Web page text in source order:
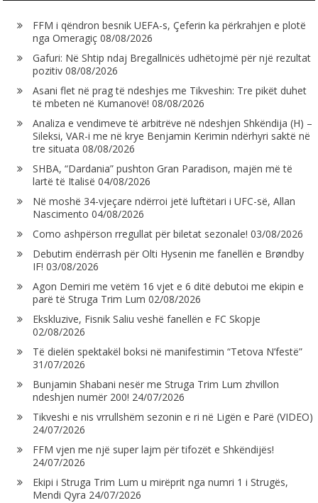
FFM i qëndron besnik UEFA-s, Çeferin ka përkrahjen e plotë
nga Omeragiç 08/08/2026
Gafuri: Në Shtip ndaj Bregallnicës udhëtojmë për një rezultat
pozitiv 08/08/2026
Asani flet në prag të ndeshjes me Tikveshin: Tre pikët duhet
të mbeten në Kumanovë! 08/08/2026
Analiza e vendimeve të arbitrëve në ndeshjen Shkëndija (H) –
Sileksi, VAR-i me në krye Benjamin Kerimin ndërhyri saktë në
tre situata 08/08/2026
SHBA, “Dardania” pushton Gran Paradison, majën më të
lartë të Italisë 04/08/2026
Në moshë 34-vjeçare ndërroi jetë luftëtari i UFC-së, Allan
Nascimento 04/08/2026
Como ashpërson rregullat për biletat sezonale! 03/08/2026
Debutim ëndërrash për Olti Hysenin me fanellën e Brøndby
IF! 03/08/2026
Agon Demiri me vetëm 16 vjet e 6 ditë debutoi me ekipin e
parë të Struga Trim Lum 02/08/2026
Ekskluzive, Fisnik Saliu veshë fanellën e FC Skopje
02/08/2026
Të dielën spektakël boksi në manifestimin “Tetova N’festë”
31/07/2026
Bunjamin Shabani nesër me Struga Trim Lum zhvillon
ndeshjen numër 200! 24/07/2026
Tikveshi e nis vrrullshëm sezonin e ri në Ligën e Parë (VIDEO)
24/07/2026
FFM vjen me një super lajm për tifozët e Shkëndijës!
24/07/2026
Ekipi i Struga Trim Lum u mirëprit nga numri 1 i Strugës,
Mendi Qyra 24/07/2026